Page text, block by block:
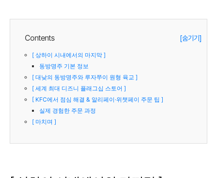
Contents [숨기기]
[ 상하이 시내에서의 마지막 ]
동방명주 기본 정보
[ 대낮의 동방명주와 루자쭈이 원형 육교 ]
[ 세계 최대 디즈니 플래그십 스토어 ]
[ KFC에서 점심 해결 & 알리페이·위챗페이 주문 팁 ]
실제 경험한 주문 과정
[ 마치며 ]